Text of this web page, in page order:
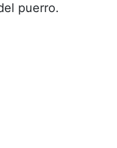
puerro.